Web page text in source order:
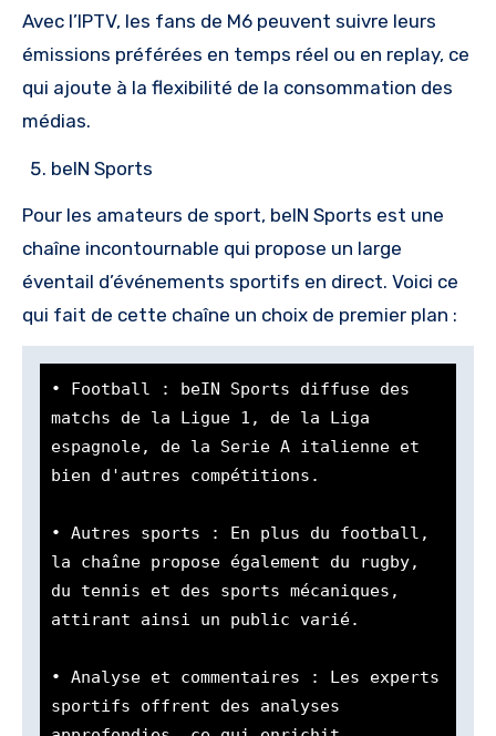
Avec l’IPTV, les fans de M6 peuvent suivre leurs
émissions préférées en temps réel ou en replay, ce
qui ajoute à la flexibilité de la consommation des
médias.
beIN Sports
Pour les amateurs de sport, beIN Sports est une
chaîne incontournable qui propose un large
éventail d’événements sportifs en direct. Voici ce
qui fait de cette chaîne un choix de premier plan :
• Football : beIN Sports diffuse des
matchs de la Ligue 1, de la Liga
espagnole, de la Serie A italienne et
bien d'autres compétitions.
• Autres sports : En plus du football,
la chaîne propose également du rugby,
du tennis et des sports mécaniques,
attirant ainsi un public varié.
• Analyse et commentaires : Les experts
sportifs offrent des analyses